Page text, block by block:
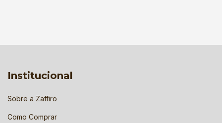
Institucional
Sobre a Zaffiro
Como Comprar